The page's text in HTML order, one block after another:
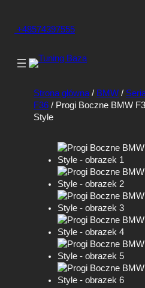
+48574397555
Strona główna / BMW /
F36 / Progi Boczne BMW
Style